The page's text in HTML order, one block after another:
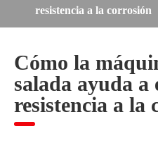
resistencia a la corrosión
Cómo la
salada ayuda a
resistencia a la